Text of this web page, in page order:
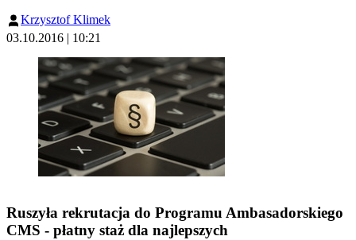
Krzysztof Klimek
03.10.2016 | 10:21
Ruszyła rekrutacja do Programu Ambasadorskiego
CMS - płatny staż dla najlepszych